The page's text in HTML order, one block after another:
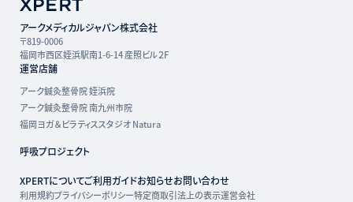
アークメディカルジャパン株式会社
〒819-0006
福岡市西区姪浜駅南1-6-14 産照ビル２F
運営店舗
アーク鍼灸整骨院 姪浜院
アーク鍼灸整骨院 南九州市院
福岡ヨガ＆ピラティススタジオ Natura
呼吸プロジェクト
XPERTについてご利用ガイドお知らせお問い合わせ
利用規約プライバシーポリシー特定商取引法上の表示運営会社